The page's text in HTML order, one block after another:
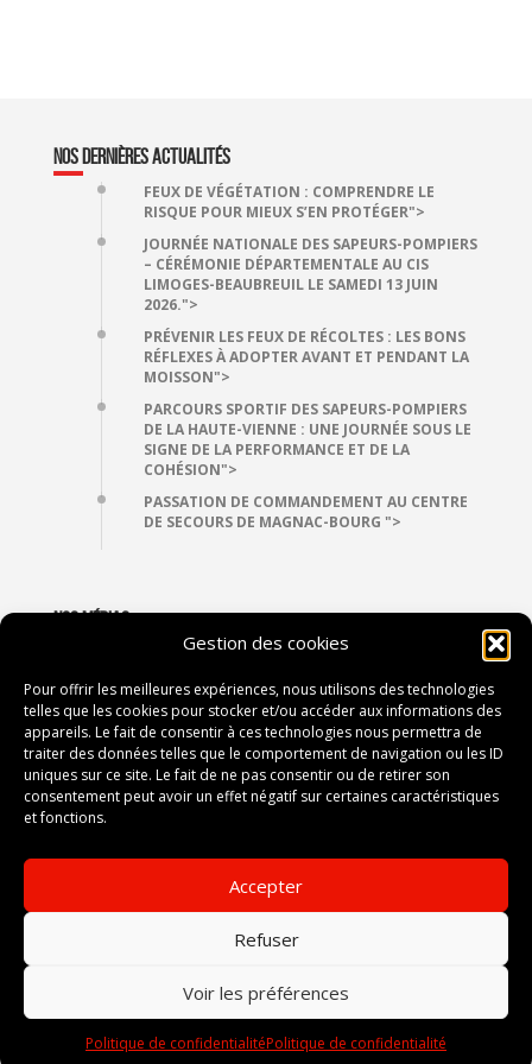
Gestion des cookies
Pour offrir les meilleures expériences, nous utilisons des technologies
telles que les cookies pour stocker et/ou accéder aux informations des
appareils. Le fait de consentir à ces technologies nous permettra de
traiter des données telles que le comportement de navigation ou les ID
uniques sur ce site. Le fait de ne pas consentir ou de retirer son
consentement peut avoir un effet négatif sur certaines caractéristiques
et fonctions.
Accepter
Refuser
Voir les préférences
Politique de confidentialitéPolitique de confidentialité
NOS DERNIÈRES ACTUALITÉS
FEUX DE VÉGÉTATION : COMPRENDRE LE
RISQUE POUR MIEUX S’EN PROTÉGER">
JOURNÉE NATIONALE DES SAPEURS-POMPIERS
– CÉRÉMONIE DÉPARTEMENTALE AU CIS
LIMOGES-BEAUBREUIL LE SAMEDI 13 JUIN
2026.">
PRÉVENIR LES FEUX DE RÉCOLTES : LES BONS
RÉFLEXES À ADOPTER AVANT ET PENDANT LA
MOISSON">
PARCOURS SPORTIF DES SAPEURS-POMPIERS
DE LA HAUTE-VIENNE : UNE JOURNÉE SOUS LE
SIGNE DE LA PERFORMANCE ET DE LA
COHÉSION">
PASSATION DE COMMANDEMENT AU CENTRE
DE SECOURS DE MAGNAC-BOURG ">
NOS MÉDIAS
VIDÉOTHÈQUE
PHOTOTHÈQUE
CONTACT
2, avenue du Président Vincent Auriol
Fax :-------
Confidentialité